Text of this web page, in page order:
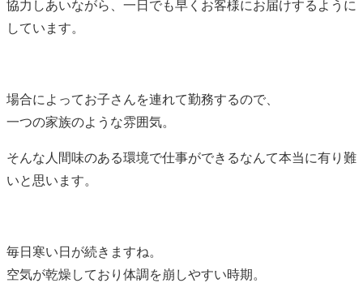
協力しあいながら、一日でも早くお客様にお届けするように
しています。
場合によってお子さんを連れて勤務するので、
一つの家族のような雰囲気。
そんな人間味のある環境で仕事ができるなんて本当に有り難
いと思います。
毎日寒い日が続きますね。
空気が乾燥しており体調を崩しやすい時期。